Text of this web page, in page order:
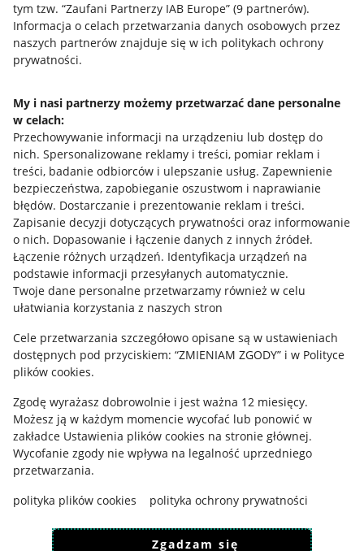
tym tzw. “Zaufani Partnerzy IAB Europe” (9 partnerów).
Informacja o celach przetwarzania danych osobowych przez
naszych partnerów znajduje się w ich politykach ochrony
prywatności.
My i nasi partnerzy możemy przetwarzać dane personalne
w celach:
Przechowywanie informacji na urządzeniu lub dostęp do
nich. Spersonalizowane reklamy i treści, pomiar reklam i
treści, badanie odbiorców i ulepszanie usług. Zapewnienie
bezpieczeństwa, zapobieganie oszustwom i naprawianie
błędów. Dostarczanie i prezentowanie reklam i treści.
Zapisanie decyzji dotyczących prywatności oraz informowanie
o nich. Dopasowanie i łączenie danych z innych źródeł.
Łączenie różnych urządzeń. Identyfikacja urządzeń na
podstawie informacji przesyłanych automatycznie.
Twoje dane personalne przetwarzamy również w celu
ułatwiania korzystania z naszych stron
Cele przetwarzania szczegółowo opisane są w ustawieniach
dostępnych pod przyciskiem: “ZMIENIAM ZGODY” i w Polityce
plików cookies.
Zgodę wyrażasz dobrowolnie i jest ważna 12 miesięcy.
Możesz ją w każdym momencie wycofać lub ponowić w
zakładce Ustawienia plików cookies na stronie głównej.
Wycofanie zgody nie wpływa na legalność uprzedniego
przetwarzania.
polityka plików cookies
polityka ochrony prywatności
Zgadzam się
Przydatne informacje
Jak to działa
Allegro Gadane dla sprzedających
Allegro Gadane dla kupujących
Mapa miejscowości
Informacje prawne
Regulamin
Polityka plików "cookies"
Ustawienia plików "cookies"
Udostępnianie lokalizacji
Informacje dla Aktu o Usługach Cyfrowych
Pobierz aplikację